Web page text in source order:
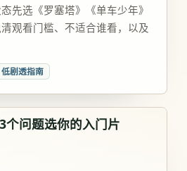
先选《罗塞塔》《单车少年》
观看门槛、不适合谁看，以及
低剧透指南
个问题选你的入门片